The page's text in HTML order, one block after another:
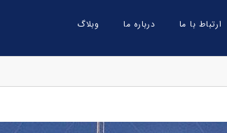
ارتباط با ما درباره ما وبلاگ